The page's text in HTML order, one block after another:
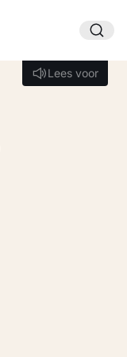
Lees voor
Lees voor